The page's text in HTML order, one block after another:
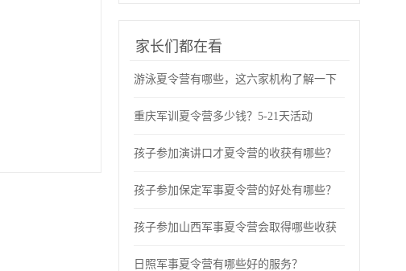
家长们都在看
游泳夏令营有哪些，这六家机构了解一下
重庆军训夏令营多少钱？5-21天活动
孩子参加演讲口才夏令营的收获有哪些？
孩子参加保定军事夏令营的好处有哪些？
孩子参加山西军事夏令营会取得哪些收获
日照军事夏令营有哪些好的服务？